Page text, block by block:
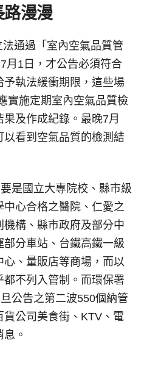
漫漫
通過「室內空氣品質管
月1日，才公告必須符合
執法緩衝期限，這些場
實施定期室內空氣品質檢
及作成紀錄。最晚7月
看到空氣品質的檢測結
是國立大專院校、縣市級
心合格之醫院、仁愛之
構、縣市政府及部分中
分車站、台鐵高鐵一級
、量販店等商場，而以
不列入管制。而環保署
公告之第二波550個納管
公司美食街、KTV、電
。